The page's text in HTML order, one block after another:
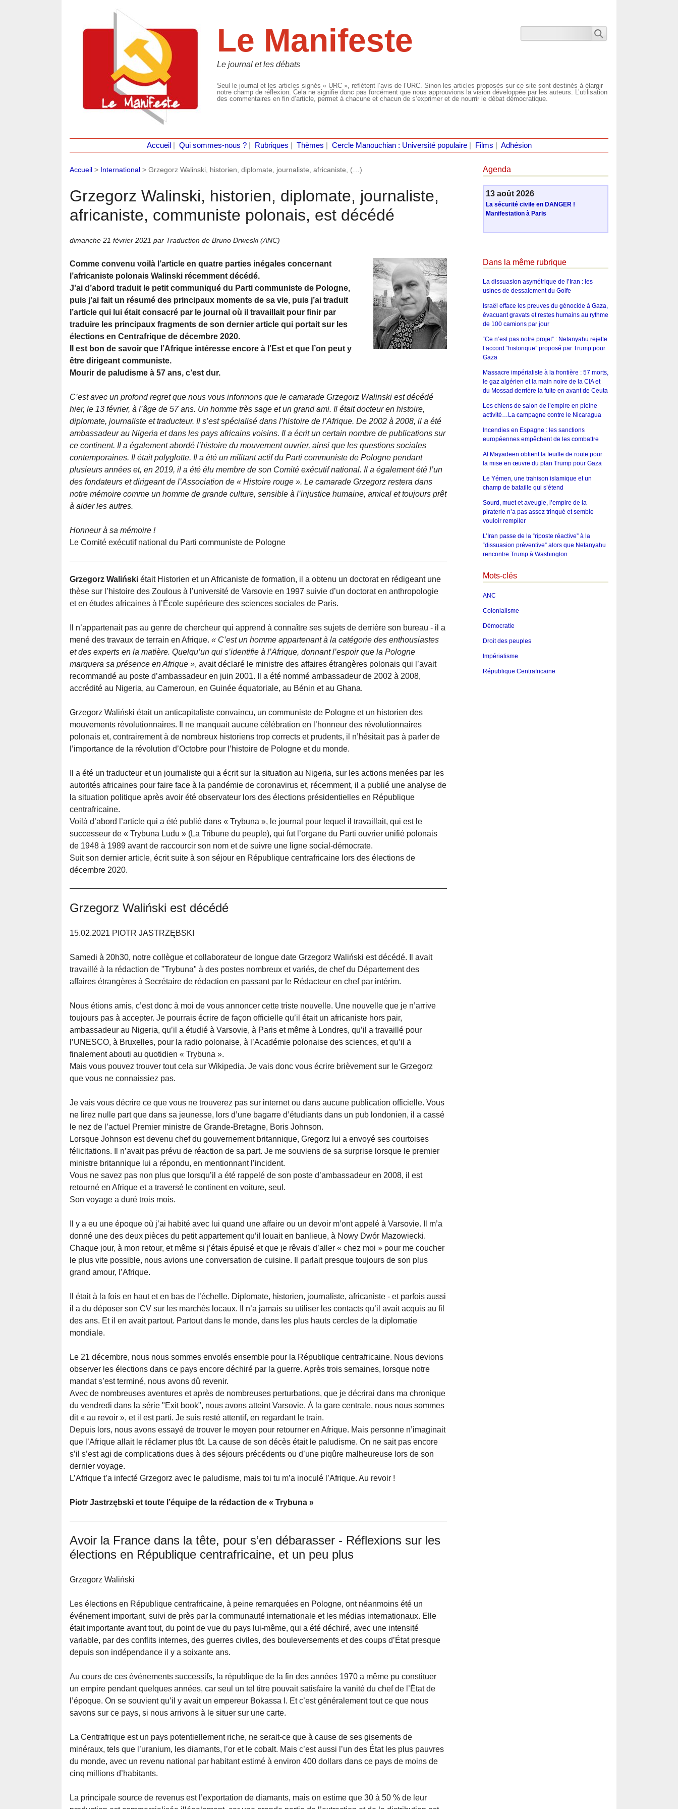
Le Manifeste
Le journal et les débats
Seul le journal et les articles signés « URC », reflètent l’avis de l’URC. Sinon les articles proposés sur ce site sont destinés à élargir
notre champ de réflexion. Cela ne signifie donc pas forcément que nous approuvions la vision développée par les auteurs. L’utilisation
des commentaires en fin d’article, permet à chacune et chacun de s’exprimer et de nourrir le débat démocratique.
Accueil Qui sommes-nous ?| Rubriques Thèmes Cercle Manouchian : Université populaire| Films Adhésion
Accueil > International > Grzegorz Walinski, historien, diplomate, journaliste, africaniste, (…)
Grzegorz Walinski, historien, diplomate, journaliste,
africaniste, communiste polonais, est décédé
dimanche 21 février 2021 par Traduction de Bruno Drweski (ANC)
Comme convenu voilà l’article en quatre parties inégales concernant
l’africaniste polonais Walinski récemment décédé.
J’ai d’abord traduit le petit communiqué du Parti communiste de Pologne,
puis j’ai fait un résumé des principaux moments de sa vie, puis j’ai traduit
l’article qui lui était consacré par le journal où il travaillait pour finir par
traduire les principaux fragments de son dernier article qui portait sur les
élections en Centrafrique de décembre 2020.
Il est bon de savoir que l’Afrique intéresse encore à l’Est et que l’on peut y
être dirigeant communiste.
Mourir de paludisme à 57 ans, c’est dur.
C’est avec un profond regret que nous vous informons que le camarade Grzegorz Walinski est décédé
hier, le 13 février, à l’âge de 57 ans. Un homme très sage et un grand ami. Il était docteur en histoire,
diplomate, journaliste et traducteur. Il s’est spécialisé dans l’histoire de l’Afrique. De 2002 à 2008, il a été
ambassadeur au Nigeria et dans les pays africains voisins. Il a écrit un certain nombre de publications sur
ce continent. Il a également abordé l’histoire du mouvement ouvrier, ainsi que les questions sociales
contemporaines. Il était polyglotte. Il a été un militant actif du Parti communiste de Pologne pendant
plusieurs années et, en 2019, il a été élu membre de son Comité exécutif national. Il a également été l’un
des fondateurs et dirigeant de l’Association de « Histoire rouge ». Le camarade Grzegorz restera dans
notre mémoire comme un homme de grande culture, sensible à l’injustice humaine, amical et toujours prêt
à aider les autres.
Honneur à sa mémoire !
Le Comité exécutif national du Parti communiste de Pologne
Grzegorz Waliński était Historien et un Africaniste de formation, il a obtenu un doctorat en rédigeant une
thèse sur l’histoire des Zoulous à l’université de Varsovie en 1997 suivie d’un doctorat en anthropologie
et en études africaines à l’École supérieure des sciences sociales de Paris.
Il n’appartenait pas au genre de chercheur qui apprend à connaître ses sujets de derrière son bureau - il a
mené des travaux de terrain en Afrique. « C’est un homme appartenant à la catégorie des enthousiastes
et des experts en la matière. Quelqu’un qui s’identifie à l’Afrique, donnant l’espoir que la Pologne
marquera sa présence en Afrique », avait déclaré le ministre des affaires étrangères polonais qui l’avait
recommandé au poste d’ambassadeur en juin 2001. Il a été nommé ambassadeur de 2002 à 2008,
accrédité au Nigeria, au Cameroun, en Guinée équatoriale, au Bénin et au Ghana.
Grzegorz Waliński était un anticapitaliste convaincu, un communiste de Pologne et un historien des
mouvements révolutionnaires. Il ne manquait aucune célébration en l’honneur des révolutionnaires
polonais et, contrairement à de nombreux historiens trop corrects et prudents, il n’hésitait pas à parler de
l’importance de la révolution d’Octobre pour l’histoire de Pologne et du monde.
Il a été un traducteur et un journaliste qui a écrit sur la situation au Nigeria, sur les actions menées par les
autorités africaines pour faire face à la pandémie de coronavirus et, récemment, il a publié une analyse de
la situation politique après avoir été observateur lors des élections présidentielles en République
centrafricaine.
Voilà d’abord l’article qui a été publié dans « Trybuna », le journal pour lequel il travaillait, qui est le
successeur de « Trybuna Ludu » (La Tribune du peuple), qui fut l’organe du Parti ouvrier unifié polonais
de 1948 à 1989 avant de raccourcir son nom et de suivre une ligne social-démocrate.
Suit son dernier article, écrit suite à son séjour en République centrafricaine lors des élections de
décembre 2020.
Grzegorz Waliński est décédé
15.02.2021 PIOTR JASTRZĘBSKI
Samedi à 20h30, notre collègue et collaborateur de longue date Grzegorz Waliński est décédé. Il avait
travaillé à la rédaction de "Trybuna" à des postes nombreux et variés, de chef du Département des
affaires étrangères à Secrétaire de rédaction en passant par le Rédacteur en chef par intérim.
Nous étions amis, c’est donc à moi de vous annoncer cette triste nouvelle. Une nouvelle que je n’arrive
toujours pas à accepter. Je pourrais écrire de façon officielle qu’il était un africaniste hors pair,
ambassadeur au Nigeria, qu’il a étudié à Varsovie, à Paris et même à Londres, qu’il a travaillé pour
l’UNESCO, à Bruxelles, pour la radio polonaise, à l’Académie polonaise des sciences, et qu’il a
finalement abouti au quotidien « Trybuna ».
Mais vous pouvez trouver tout cela sur Wikipedia. Je vais donc vous écrire brièvement sur le Grzegorz
que vous ne connaissiez pas.
Je vais vous décrire ce que vous ne trouverez pas sur internet ou dans aucune publication officielle. Vous
ne lirez nulle part que dans sa jeunesse, lors d’une bagarre d’étudiants dans un pub londonien, il a cassé
le nez de l’actuel Premier ministre de Grande-Bretagne, Boris Johnson.
Lorsque Johnson est devenu chef du gouvernement britannique, Gregorz lui a envoyé ses courtoises
félicitations. Il n’avait pas prévu de réaction de sa part. Je me souviens de sa surprise lorsque le premier
ministre britannique lui a répondu, en mentionnant l’incident.
Vous ne savez pas non plus que lorsqu’il a été rappelé de son poste d’ambassadeur en 2008, il est
retourné en Afrique et a traversé le continent en voiture, seul.
Son voyage a duré trois mois.
Il y a eu une époque où j’ai habité avec lui quand une affaire ou un devoir m’ont appelé à Varsovie. Il m’a
donné une des deux pièces du petit appartement qu’il louait en banlieue, à Nowy Dwór Mazowiecki.
Chaque jour, à mon retour, et même si j’étais épuisé et que je rêvais d’aller « chez moi » pour me coucher
le plus vite possible, nous avions une conversation de cuisine. Il parlait presque toujours de son plus
grand amour, l’Afrique.
Il était à la fois en haut et en bas de l’échelle. Diplomate, historien, journaliste, africaniste - et parfois aussi
il a du déposer son CV sur les marchés locaux. Il n’a jamais su utiliser les contacts qu’il avait acquis au fil
des ans. Et il en avait partout. Partout dans le monde, dans les plus hauts cercles de la diplomatie
mondiale.
Le 21 décembre, nous nous sommes envolés ensemble pour la République centrafricaine. Nous devions
observer les élections dans ce pays encore déchiré par la guerre. Après trois semaines, lorsque notre
mandat s’est terminé, nous avons dû revenir.
Avec de nombreuses aventures et après de nombreuses perturbations, que je décrirai dans ma chronique
du vendredi dans la série "Exit book", nous avons atteint Varsovie. À la gare centrale, nous nous sommes
dit « au revoir », et il est parti. Je suis resté attentif, en regardant le train.
Depuis lors, nous avons essayé de trouver le moyen pour retourner en Afrique. Mais personne n’imaginait
que l’Afrique allait le réclamer plus tôt. La cause de son décès était le paludisme. On ne sait pas encore
s’il s’est agi de complications dues à des séjours précédents ou d’une piqûre malheureuse lors de son
dernier voyage.
L’Afrique t’a infecté Grzegorz avec le paludisme, mais toi tu m’a inoculé l’Afrique. Au revoir !
Piotr Jastrzębski et toute l’équipe de la rédaction de « Trybuna »
Avoir la France dans la tête, pour s’en débarasser - Réflexions sur les
élections en République centrafricaine, et un peu plus
Grzegorz Waliński
Les élections en République centrafricaine, à peine remarquées en Pologne, ont néanmoins été un
événement important, suivi de près par la communauté internationale et les médias internationaux. Elle
était importante avant tout, du point de vue du pays lui-même, qui a été déchiré, avec une intensité
variable, par des conflits internes, des guerres civiles, des bouleversements et des coups d’État presque
depuis son indépendance il y a soixante ans.
Au cours de ces événements successifs, la république de la fin des années 1970 a même pu constituer
un empire pendant quelques années, car seul un tel titre pouvait satisfaire la vanité du chef de l’État de
l’époque. On se souvient qu’il y avait un empereur Bokassa I. Et c’est généralement tout ce que nous
savons sur ce pays, si nous arrivons à le situer sur une carte.
La Centrafrique est un pays potentiellement riche, ne serait-ce que à cause de ses gisements de
minéraux, tels que l’uranium, les diamants, l’or et le cobalt. Mais c’est aussi l’un des État les plus pauvres
du monde, avec un revenu national par habitant estimé à environ 400 dollars dans ce pays de moins de
cinq millions d’habitants.
La principale source de revenus est l’exportation de diamants, mais on estime que 30 à 50 % de leur
Agenda
13 août 2026
La sécurité civile en DANGER !
Manifestation à Paris
Dans la même rubrique
La dissuasion asymétrique de l’Iran : les
usines de dessalement du Golfe
Israël efface les preuves du génocide à Gaza,
évacuant gravats et restes humains au rythme
de 100 camions par jour
“Ce n’est pas notre projet” : Netanyahu rejette
l’accord “historique” proposé par Trump pour
Gaza
Massacre impérialiste à la frontière : 57 morts,
le gaz algérien et la main noire de la CIA et
du Mossad derrière la fuite en avant de Ceuta
Les chiens de salon de l’empire en pleine
activité…La campagne contre le Nicaragua
Incendies en Espagne : les sanctions
européennes empêchent de les combattre
Al Mayadeen obtient la feuille de route pour
la mise en œuvre du plan Trump pour Gaza
Le Yémen, une trahison islamique et un
champ de bataille qui s’étend
Sourd, muet et aveugle, l’empire de la
piraterie n’a pas assez trinqué et semble
vouloir rempiler
L’Iran passe de la “riposte réactive” à la
“dissuasion préventive” alors que Netanyahu
rencontre Trump à Washington
Mots-clés
ANC
Colonialisme
Démocratie
Droit des peuples
Impérialisme
République Centrafricaine